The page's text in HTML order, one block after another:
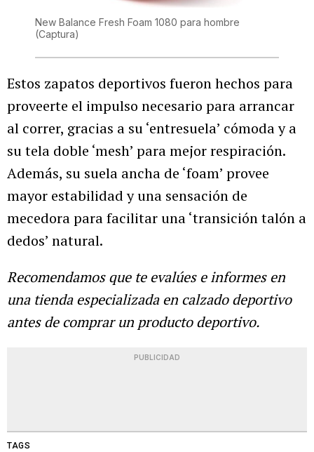
New Balance Fresh Foam 1080 para hombre
(Captura)
Estos zapatos deportivos fueron hechos para
proveerte el impulso necesario para arrancar
al correr, gracias a su ‘entresuela’ cómoda y a
su tela doble ‘mesh’ para mejor respiración.
Además, su suela ancha de ‘foam’ provee
mayor estabilidad y una sensación de
mecedora para facilitar una ‘transición talón a
dedos’ natural.
Recomendamos que te evalúes e informes en
una tienda especializada en calzado deportivo
antes de comprar un producto deportivo.
PUBLICIDAD
TAGS